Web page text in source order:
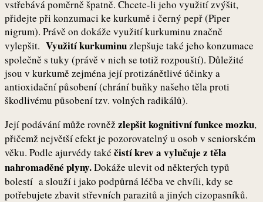
vstřebává poměrně špatně. Chcete-li jeho využití zvýšit,
přidejte při konzumaci ke kurkumě i černý pepř (Piper
nigrum). Právě on dokáže využití kurkuminu značně
vylepšit. Využití kurkuminuzlepšuje také jeho konzumace
společně s tuky (právě v nich se totiž rozpouští). Důležité
jsou v kurkumě zejména její protizánětlivé účinky a
antioxidační působení (chrání buňky našeho těla proti
škodlivému působení tzv. volných radikálů).
Její podávání může rovněž zlepšit kognitivní funkce mozku,
přičemž největší efekt je pozorovatelný u osob v seniorském
věku. Podle ajurvédy také čistí krev a vylučuje z těla
nahromaděné plyny.Dokáže ulevit od některých typů
bolestí a slouží i jako podpůrná léčba ve chvíli, kdy se
potřebujete zbavit střevních parazitů a jiných cizopasníků.